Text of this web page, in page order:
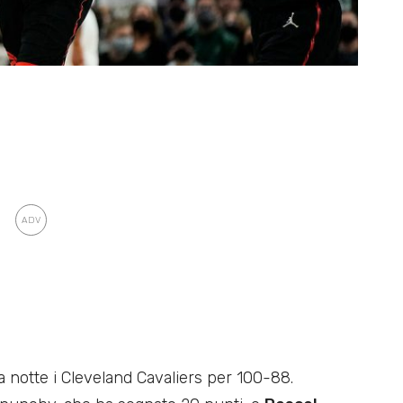
i Cleveland Cavaliers per 100-88.